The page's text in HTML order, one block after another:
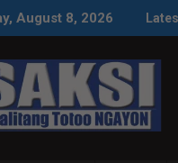
August 8, 2026
IMPLEMENTASYON NG
PUBLIKO